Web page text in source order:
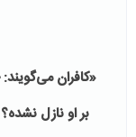
«کافران
بر او نازل